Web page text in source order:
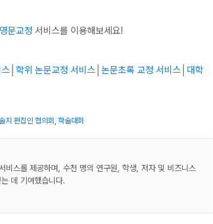
영문교정 서비스를 이용해보세요!
학위 논문교정 서비스 논문초록 교정 서비스
대학
지 편집인 협의회 학술대회
스를 제공하며, 수천 명의 연구원, 학생, 저자 및 비즈니스
데 기여했습니다.